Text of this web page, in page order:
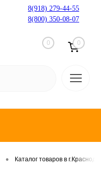
8(918) 279-44-55
8(800) 350-08-07
0 0
• Каталог товаров в